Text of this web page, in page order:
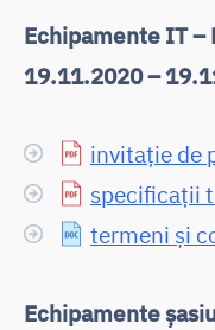
Echipamente IT –
19.11.2020 –
invitație de
specificații
termeni și
Echipamente